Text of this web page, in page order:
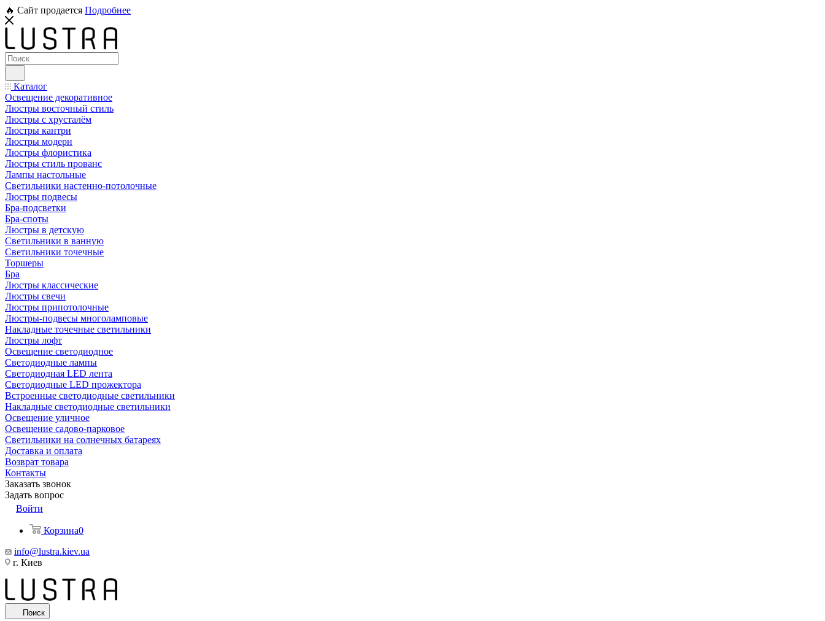
🔥 Сайт продается Подробнее
Каталог
Освещение декоративное
Люстры восточный стиль
Люстры с хрусталём
Люстры кантри
Люстры модерн
Люстры флористика
Люстры стиль прованс
Лампы настольные
Светильники настенно-потолочные
Люстры подвесы
Бра-подсветки
Бра-споты
Люстры в детскую
Светильники в ванную
Светильники точечные
Торшеры
Бра
Люстры классические
Люстры свечи
Люстры припотолочные
Люстры-подвесы многоламповые
Накладные точечные светильники
Люстры лофт
Освещение светодиодное
Светодиодные лампы
Светодиодная LED лента
Светодиодные LED прожектора
Встроенные светодиодные светильники
Накладные светодиодные светильники
Освещение уличное
Освещение садово-парковое
Светильники на солнечных батареях
Доставка и оплата
Возврат товара
Контакты
Заказать звонок
Задать вопрос
Войти
Корзина0
info@lustra.kiev.ua
г. Киев
Поиск